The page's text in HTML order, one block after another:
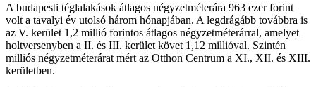
A budapesti téglalakások átlagos négyzetméterára 963 ezer forint
volt a tavalyi év utolsó három hónapjában. A legdrágább továbbra is
az V. kerület 1,2 millió forintos átlagos négyzetméterárral, amelyet
holtversenyben a II. és III. kerület követ 1,12 millióval. Szintén
milliós négyzetméterárat mért az Otthon Centrum a XI., XII. és XIII.
kerületben.